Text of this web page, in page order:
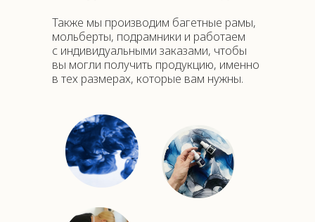
Также мы производим багетные рамы,
мольберты, подрамники и работаем
с индивидуальными заказами, чтобы
вы могли получить продукцию, именно
в тех размерах, которые вам нужны.